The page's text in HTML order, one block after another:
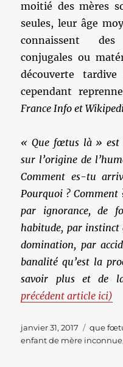
moitié des mères
seules, leur âge
connaissent
conjugales ou
découverte
cependant
France Info et
« Que fœtus là » est
sur l’origine de
Comment es-tu
Pourquoi ? Comment
par ignorance, de
habitude, par instinct
domination, par
banalité qu’est la
savoir plus et de
précédent article ici)
Publié
le
janvier 31, 2017 que
enfant de mère inconnue